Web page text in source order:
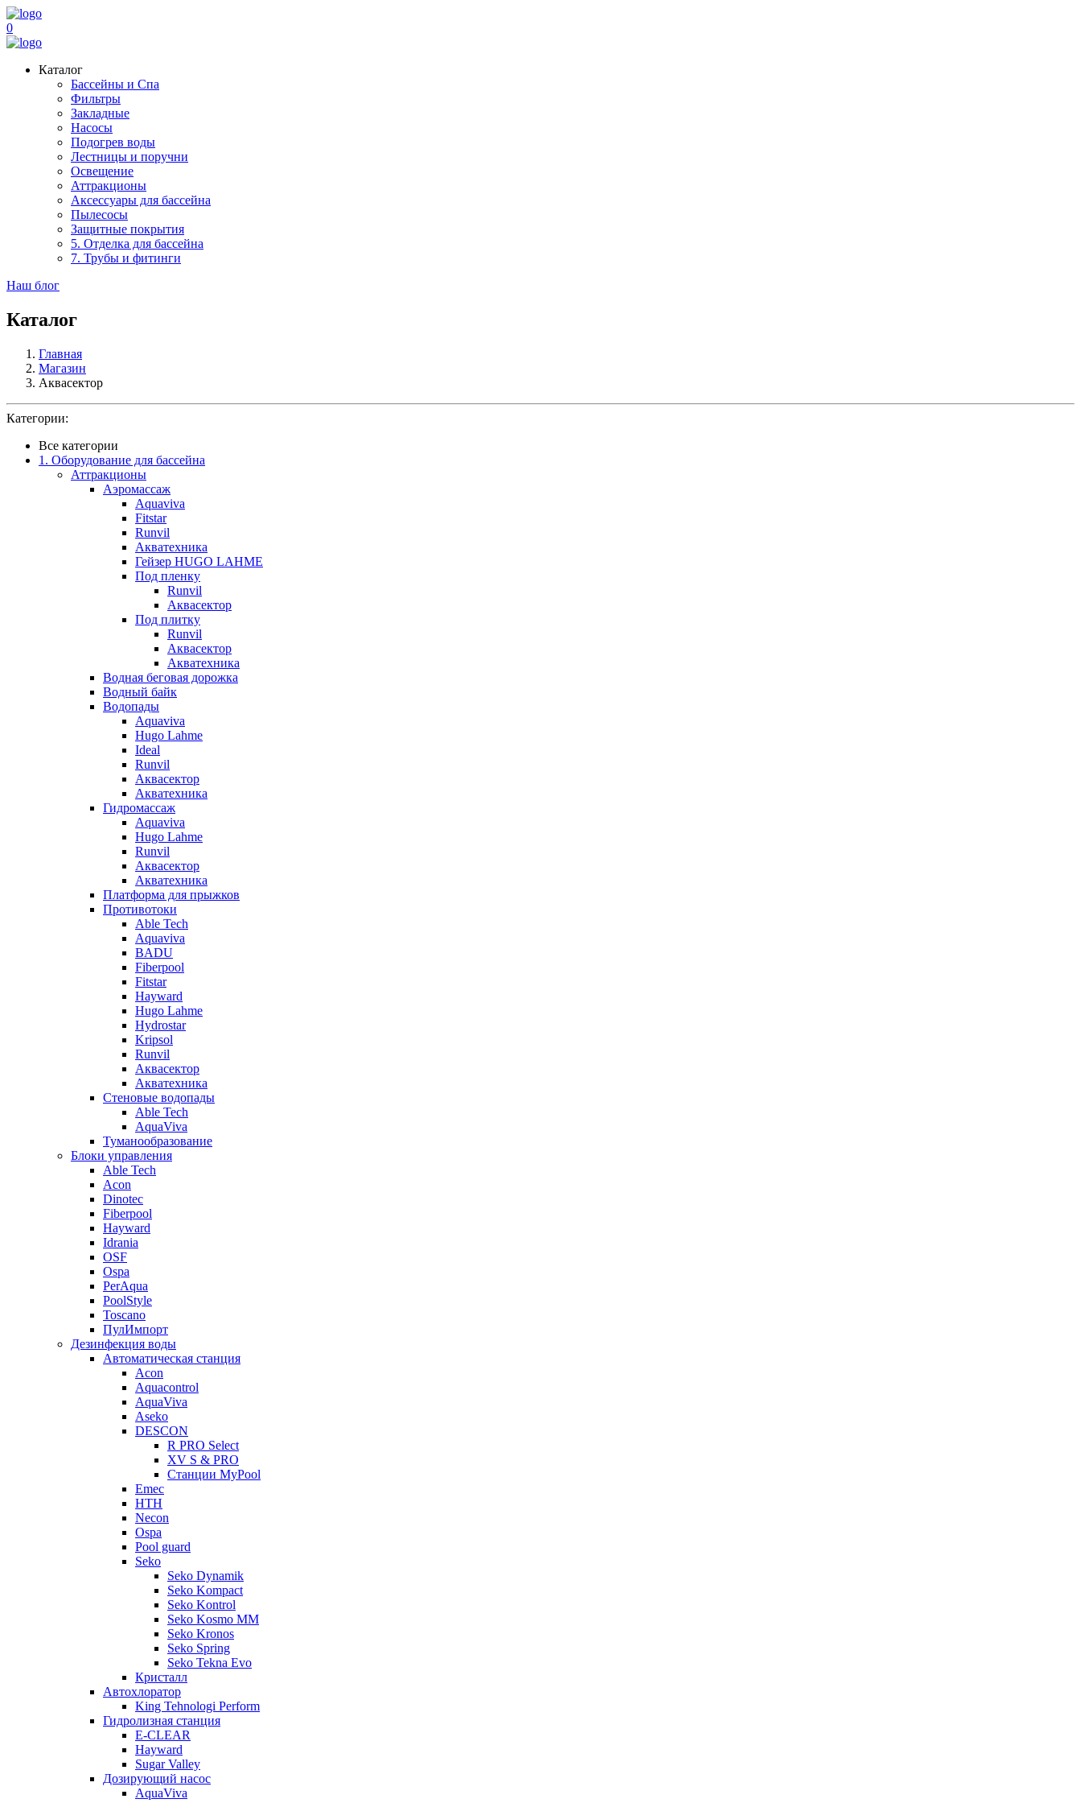
0
Каталог
Бассейны и Спа
Фильтры
Закладные
Насосы
Подогрев воды
Лестницы и поручни
Освещение
Аттракционы
Аксессуары для бассейна
Пылесосы
Защитные покрытия
5. Отделка для бассейна
7. Трубы и фитинги
Наш блог
Каталог
Главная
Магазин
Аквасектор
Категории:
Все категории
1. Оборудование для бассейна
Аттракционы
Аэромассаж
Aquaviva
Fitstar
Runvil
Акватехника
Гейзер HUGO LAHME
Под пленку
Runvil
Аквасектор
Под плитку
Runvil
Аквасектор
Акватехника
Водная беговая дорожка
Водный байк
Водопады
Aquaviva
Hugo Lahme
Ideal
Runvil
Аквасектор
Акватехника
Гидромассаж
Aquaviva
Hugo Lahme
Runvil
Аквасектор
Акватехника
Платформа для прыжков
Противотоки
Able Tech
Aquaviva
BADU
Fiberpool
Fitstar
Hayward
Hugo Lahme
Hydrostar
Kripsol
Runvil
Аквасектор
Акватехника
Стеновые водопады
Able Tech
AquaViva
Туманообразование
Блоки управления
Able Tech
Acon
Dinotec
Fiberpool
Hayward
Idrania
OSF
Ospa
PerAqua
PoolStyle
Toscano
ПулИмпорт
Дезинфекция воды
Автоматическая станция
Acon
Aquacontrol
AquaViva
Aseko
DESCON
R PRO Select
XV S & PRO
Станции MyPool
Emec
HTH
Necon
Ospa
Pool guard
Seko
Seko Dynamik
Seko Kompact
Seko Kontrol
Seko Kosmo MM
Seko Kronos
Seko Spring
Seko Tekna Evo
Кристалл
Автохлоратор
King Tehnologi Perform
Гидролизная станция
E-CLEAR
Hayward
Sugar Valley
Дозирующий насос
AquaViva